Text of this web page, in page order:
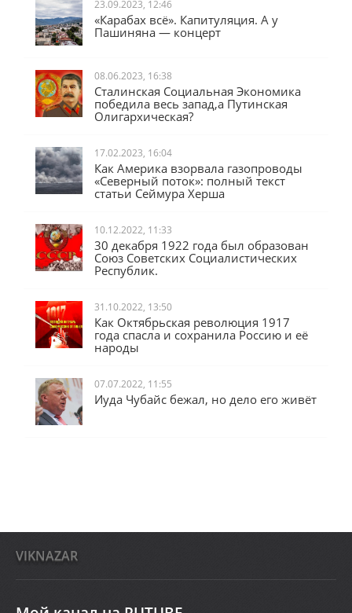
23.09.2023, 12:46
«Карабах всё». Капитуляция. А у
Пашиняна — концерт
08.06.2023, 16:38
Сталинская Социальная Экономика
победила весь запад,а Путинская
Олигархическая?
17.02.2023, 16:04
Как Америка взорвала газопроводы
«Северный поток»: полный текст
статьи Сеймура Херша
10.12.2022, 11:33
30 декабря 1922 года был образован
Союз Советских Социалистических
Республик.
31.10.2022, 13:50
Как Октябрьская революция 1917
года спасла и сохранила Россию и её
народы
07.07.2022, 11:55
Иуда Чубайс бежал, но дело его живёт